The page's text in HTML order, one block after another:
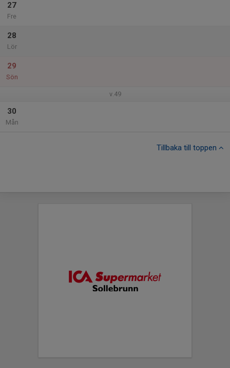
27
Fre
28
Lör
29
Sön
v.49
30
Mån
Tillbaka till toppen